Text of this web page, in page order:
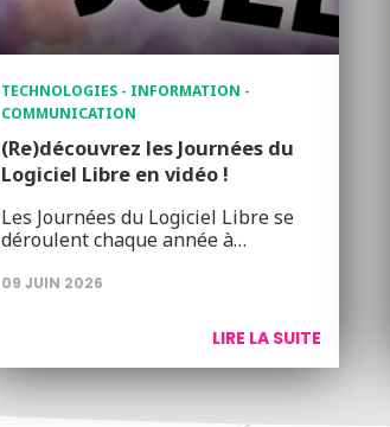
TECHNOLOGIES - INFORMATION -
COMMUNICATION
(Re)découvrez les Journées du
Logiciel Libre en vidéo !
Les Journées du Logiciel Libre se
déroulent chaque année à…
09 JUIN 2026
LIRE LA SUITE